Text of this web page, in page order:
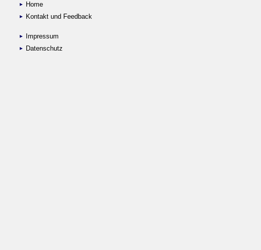
Home
Kontakt und Feedback
Impressum
Datenschutz